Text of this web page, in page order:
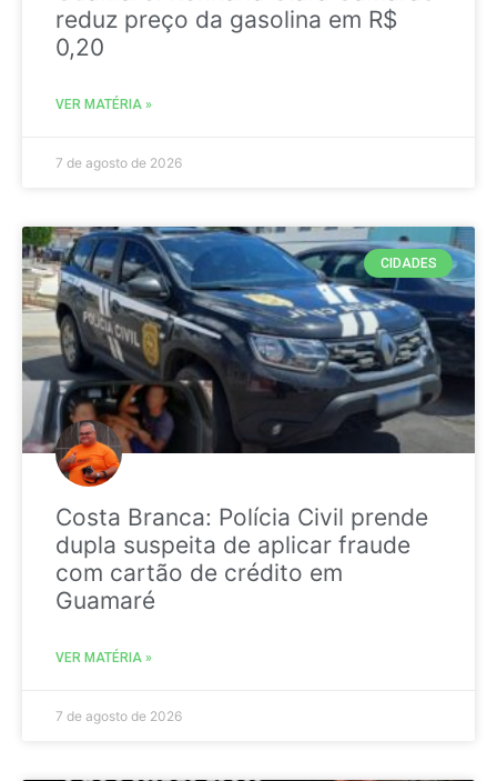
reduz preço da gasolina em R$
0,20
VER MATÉRIA »
7 de agosto de 2026
CIDADES
Costa Branca: Polícia Civil prende
dupla suspeita de aplicar fraude
com cartão de crédito em
Guamaré
VER MATÉRIA »
7 de agosto de 2026